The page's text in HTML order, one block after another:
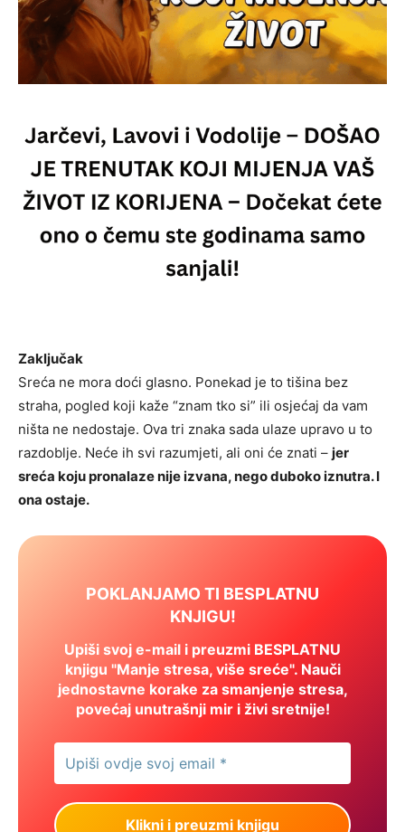
Zaključak
Sreća ne mora doći glasno. Ponekad je to tišina bez
straha, pogled koji kaže “znam tko si” ili osjećaj da vam
ništa ne nedostaje. Ova tri znaka sada ulaze upravo u to
razdoblje. Neće ih svi razumjeti, ali oni će znati – jer
sreća koju pronalaze nije izvana, nego duboko iznutra. I
ona ostaje.
POKLANJAMO TI BESPLATNU
KNJIGU!
Upiši svoj e-mail i preuzmi BESPLATNU
knjigu "Manje stresa, više sreće". Nauči
jednostavne korake za smanjenje stresa,
povećaj unutrašnji mir i živi sretnije!